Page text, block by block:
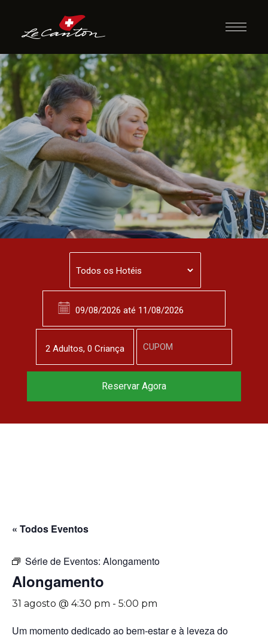
Alongamento
« Todos Eventos
Série de Eventos: Alongamento
Alongamento
31 agosto @ 4:30 pm - 5:00 pm
Um momento dedicado ao bem-estar e à leveza do
2 Adultos, 0 Criança
Reservar Agora